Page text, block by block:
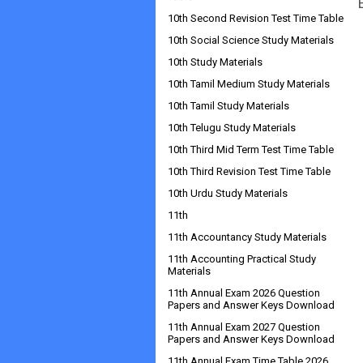
10th Second Revision Test Time Table
10th Social Science Study Materials
10th Study Materials
10th Tamil Medium Study Materials
10th Tamil Study Materials
10th Telugu Study Materials
10th Third Mid Term Test Time Table
10th Third Revision Test Time Table
10th Urdu Study Materials
11th
11th Accountancy Study Materials
11th Accounting Practical Study
Materials
11th Annual Exam 2026 Question
Papers and Answer Keys Download
11th Annual Exam 2027 Question
Papers and Answer Keys Download